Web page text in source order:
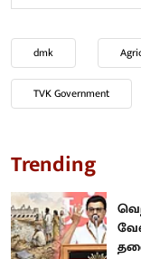
dmk
TVK Government
Trending